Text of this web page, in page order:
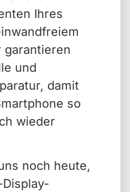
Ihres
garantieren
und
damit
so
wieder
noch heute,